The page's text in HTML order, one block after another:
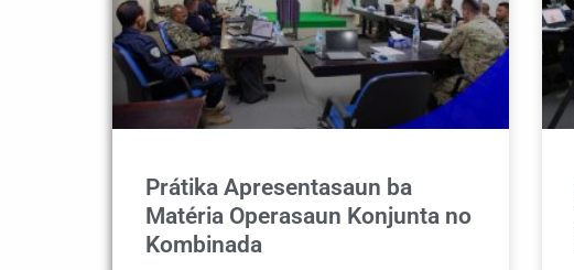
Prátika Apresentasaun ba
Matéria Operasaun Konjunta no
Kombinada